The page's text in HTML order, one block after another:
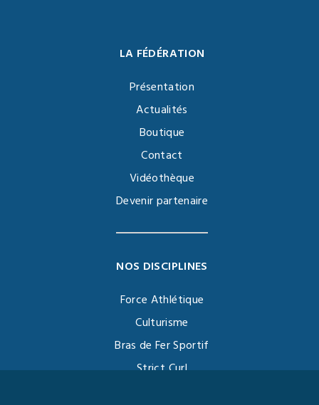
LA FÉDÉRATION
Présentation
Actualités
Boutique
Contact
Vidéothèque
Devenir partenaire
NOS DISCIPLINES
Force Athlétique
Culturisme
Bras de Fer Sportif
Strict Curl